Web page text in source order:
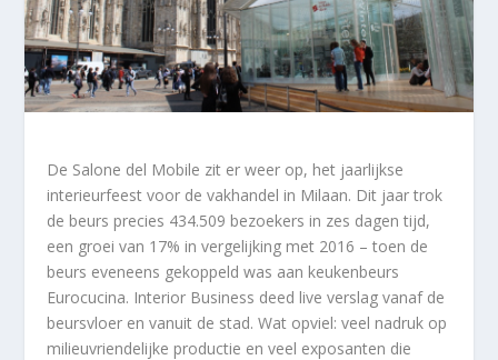
De Salone del Mobile zit er weer op, het jaarlijkse
interieurfeest voor de vakhandel in Milaan. Dit jaar trok
de beurs precies 434.509 bezoekers in zes dagen tijd,
een groei van 17% in vergelijking met 2016 – toen de
beurs eveneens gekoppeld was aan keukenbeurs
Eurocucina. Interior Business deed live verslag vanaf de
beursvloer en vanuit de stad. Wat opviel: veel nadruk op
milieuvriendelijke productie en veel exposanten die